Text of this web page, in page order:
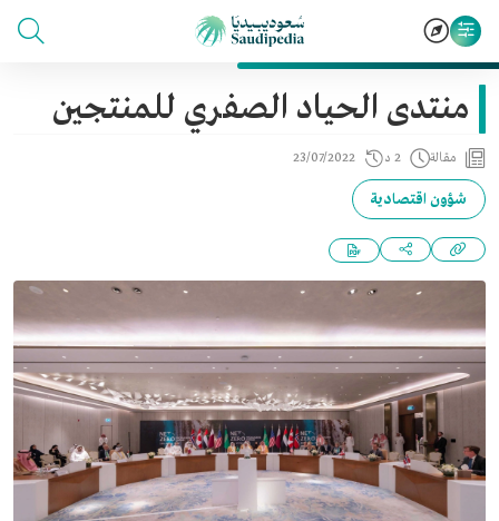
منتدى الحياد الصفري للمنتجين
مقالة 2 د 23/07/2022
شؤون اقتصادية